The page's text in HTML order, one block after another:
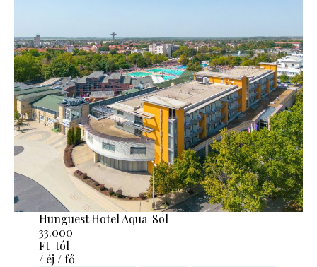
Hunguest Hotel Aqua-Sol
33.000
Ft-tól
/ éj / fő